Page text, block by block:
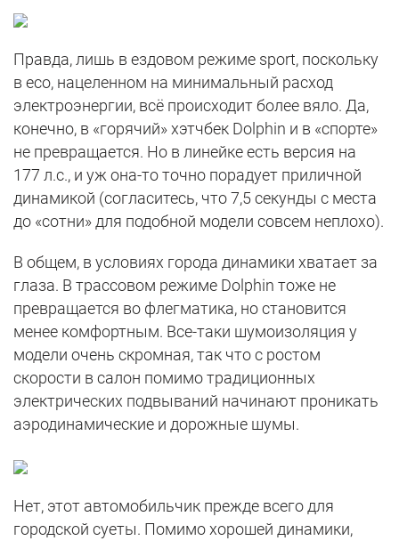
Правда, лишь в ездовом режиме sport, поскольку
в eco, нацеленном на минимальный расход
электроэнергии, всё происходит более вяло. Да,
конечно, в «горячий» хэтчбек Dolphin и в «спорте»
не превращается. Но в линейке есть версия на
177 л.с., и уж она-то точно порадует приличной
динамикой (согласитесь, что 7,5 секунды с места
до «сотни» для подобной модели совсем неплохо).
В общем, в условиях города динамики хватает за
глаза. В трассовом режиме Dolphin тоже не
превращается во флегматика, но становится
менее комфортным. Все-таки шумоизоляция у
модели очень скромная, так что с ростом
скорости в салон помимо традиционных
электрических подвываний начинают проникать
аэродинамические и дорожные шумы.
Нет, этот автомобильчик прежде всего для
городской суеты. Помимо хорошей динамики,